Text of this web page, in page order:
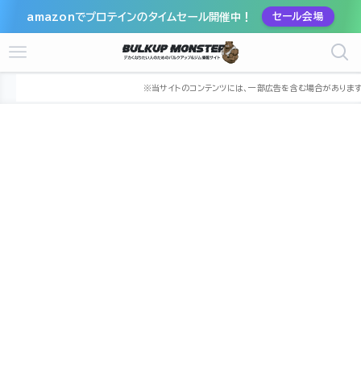
amazonでプロテインのタイムセール開催中！ セール会場
熊本県 上益城郡益城町